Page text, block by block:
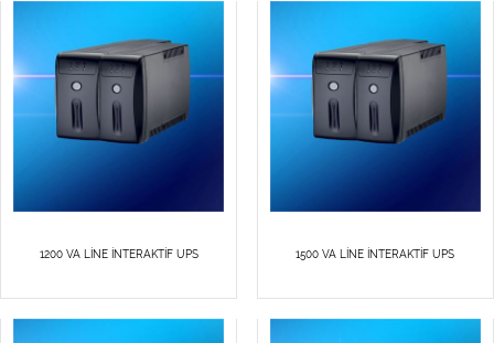
1200 VA LİNE İNTERAKTİF UPS 1500 VA LİNE İNTERAKTİF UPS